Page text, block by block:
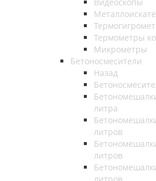
Термометры
Микрометры
Бетоносмесители
Назад
литра
литров
литров
литров